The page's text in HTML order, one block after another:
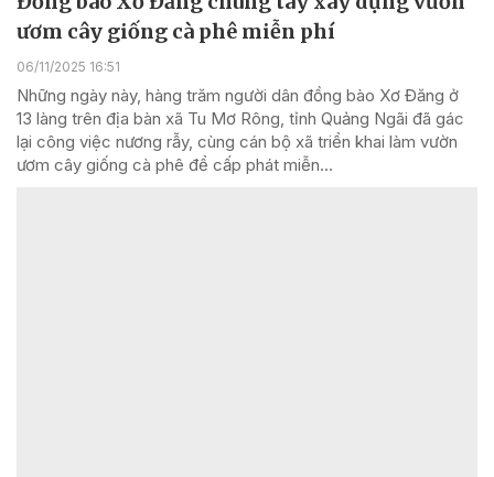
ươm cây giống cà phê miễn phí
06/11/2025 16:51
Những ngày này, hàng trăm người dân đồng bào Xơ Đăng ở
13 làng trên địa bàn xã Tu Mơ Rông, tỉnh Quảng Ngãi đã gác
lại công việc nương rẫy, cùng cán bộ xã triển khai làm vườn
ươm cây giống cà phê để cấp phát miễn...